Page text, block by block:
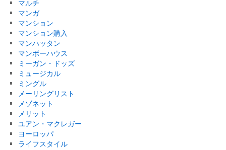
マルチ
マンガ
マンション
マンション購入
マンハッタン
マンボーハウス
ミーガン・ドッズ
ミュージカル
ミングル
メーリングリスト
メゾネット
メリット
ユアン・マクレガー
ヨーロッパ
ライフスタイル